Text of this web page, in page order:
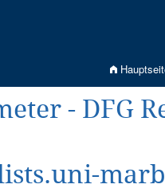
- DFG